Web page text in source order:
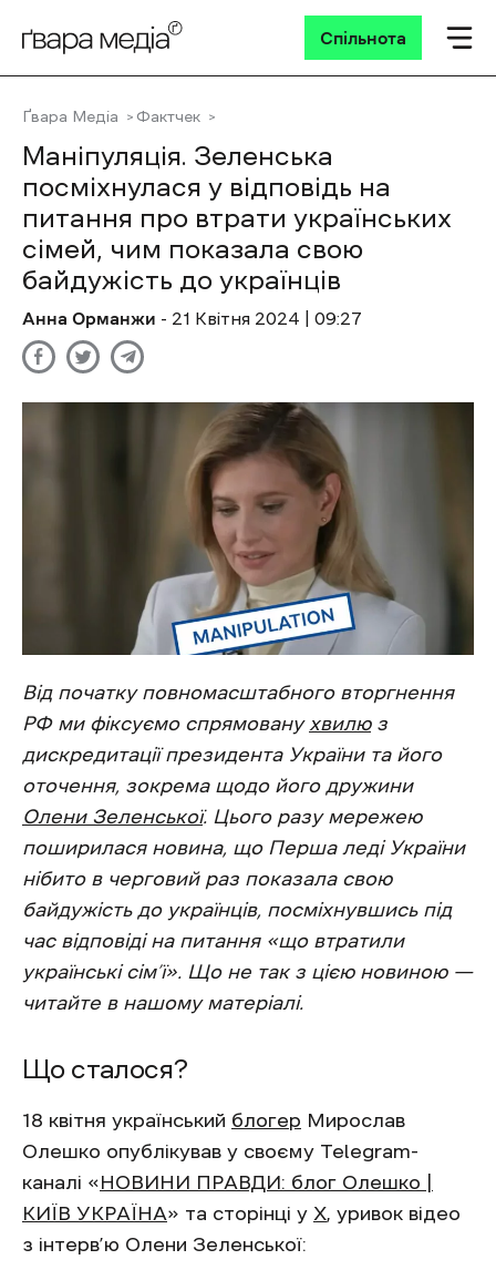
Спільнота
Ґвара Медіа Фактчек
Маніпуляція. Зеленська
посміхнулася у відповідь на
питання про втрати українських
сімей, чим показала свою
байдужість до українців
Анна Орманжи - 21 Квітня 2024 | 09:27
Від початку повномасштабного вторгнення
РФ ми фіксуємо спрямовану хвилюз
дискредитації президента України та його
оточення, зокрема щодо його дружини
Олени Зеленської. Цього разу мережею
поширилася новина, що Перша леді України
нібито в черговий раз показала свою
байдужість до українців, посміхнувшись під
час відповіді на питання «що втратили
українські сім’ї». Що не так з цією новиною —
читайте в нашому матеріалі.
Що сталося?
18 квітня український блогер Мирослав
Олешко опублікував у своєму Telegram-
каналі « НОВИНИ ПРАВДИ: блог Олешко |
КИЇВ УКРАЇНА» та сторінці у Х, уривок відео
з інтерв’ю Олени Зеленської: